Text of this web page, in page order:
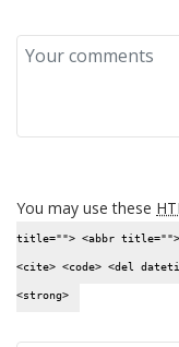
You may use these
title=""> <abbr title="">
<cite> <code> <del
<strong>